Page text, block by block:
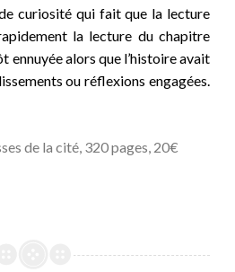
curiosité qui fait que la lecture
la lecture du chapitre
ennuyée alors que l’histoire avait
ou réflexions engagées.
de la cité, 320 pages, 20€